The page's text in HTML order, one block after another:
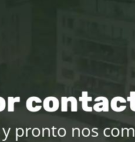
pronto nos